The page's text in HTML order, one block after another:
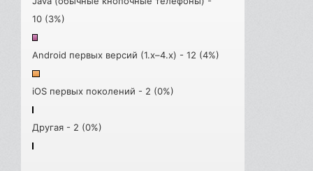
10 (3%)
Android первых версий (1.x–4.x) - 12 (4%)
iOS первых поколений - 2 (0%)
Другая - 2 (0%)